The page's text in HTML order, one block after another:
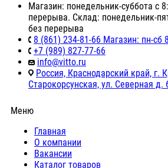
Магазин: понедельник-суббота с
перерыва. Склад: понедельник-
без перерыва
8 (861) 234-81-66 Магазин: пн-сб
+7 (989) 827-77-66
info@vitto.ru
Россия, Краснодарский край, г.
Старокорсунская, ул. Северная д.
Меню
Главная
О компании
Вакансии
Каталог товаров